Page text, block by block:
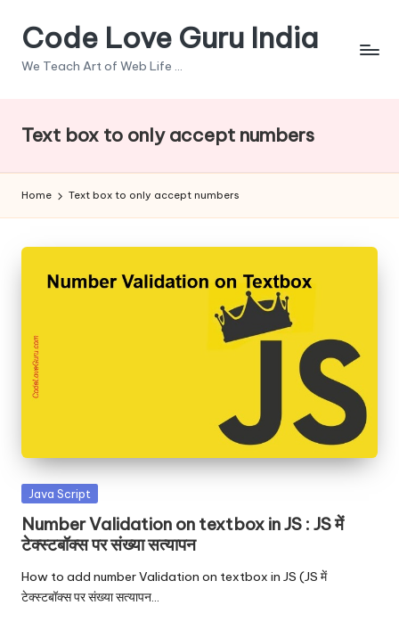
SkipCode Love Guru India
We Teach Art of Web Life ...
Text box to only accept numbers
Home Text box to only accept numbers
Posted
Java Script
Number Validation on textbox in JS : JS में
टेक्स्टबॉक्स पर संख्या सत्यापन
How to add number Validation on textbox in JS (JS में
टेक्स्टबॉक्स पर संख्या सत्यापन…